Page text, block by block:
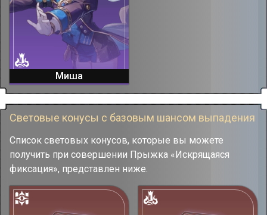
Миша
Световые конусы с базовым шансом выпадения
Список световых конусов, которые вы можете
получить при совершении Прыжка «Искрящаяся
фиксация», представлен ниже.